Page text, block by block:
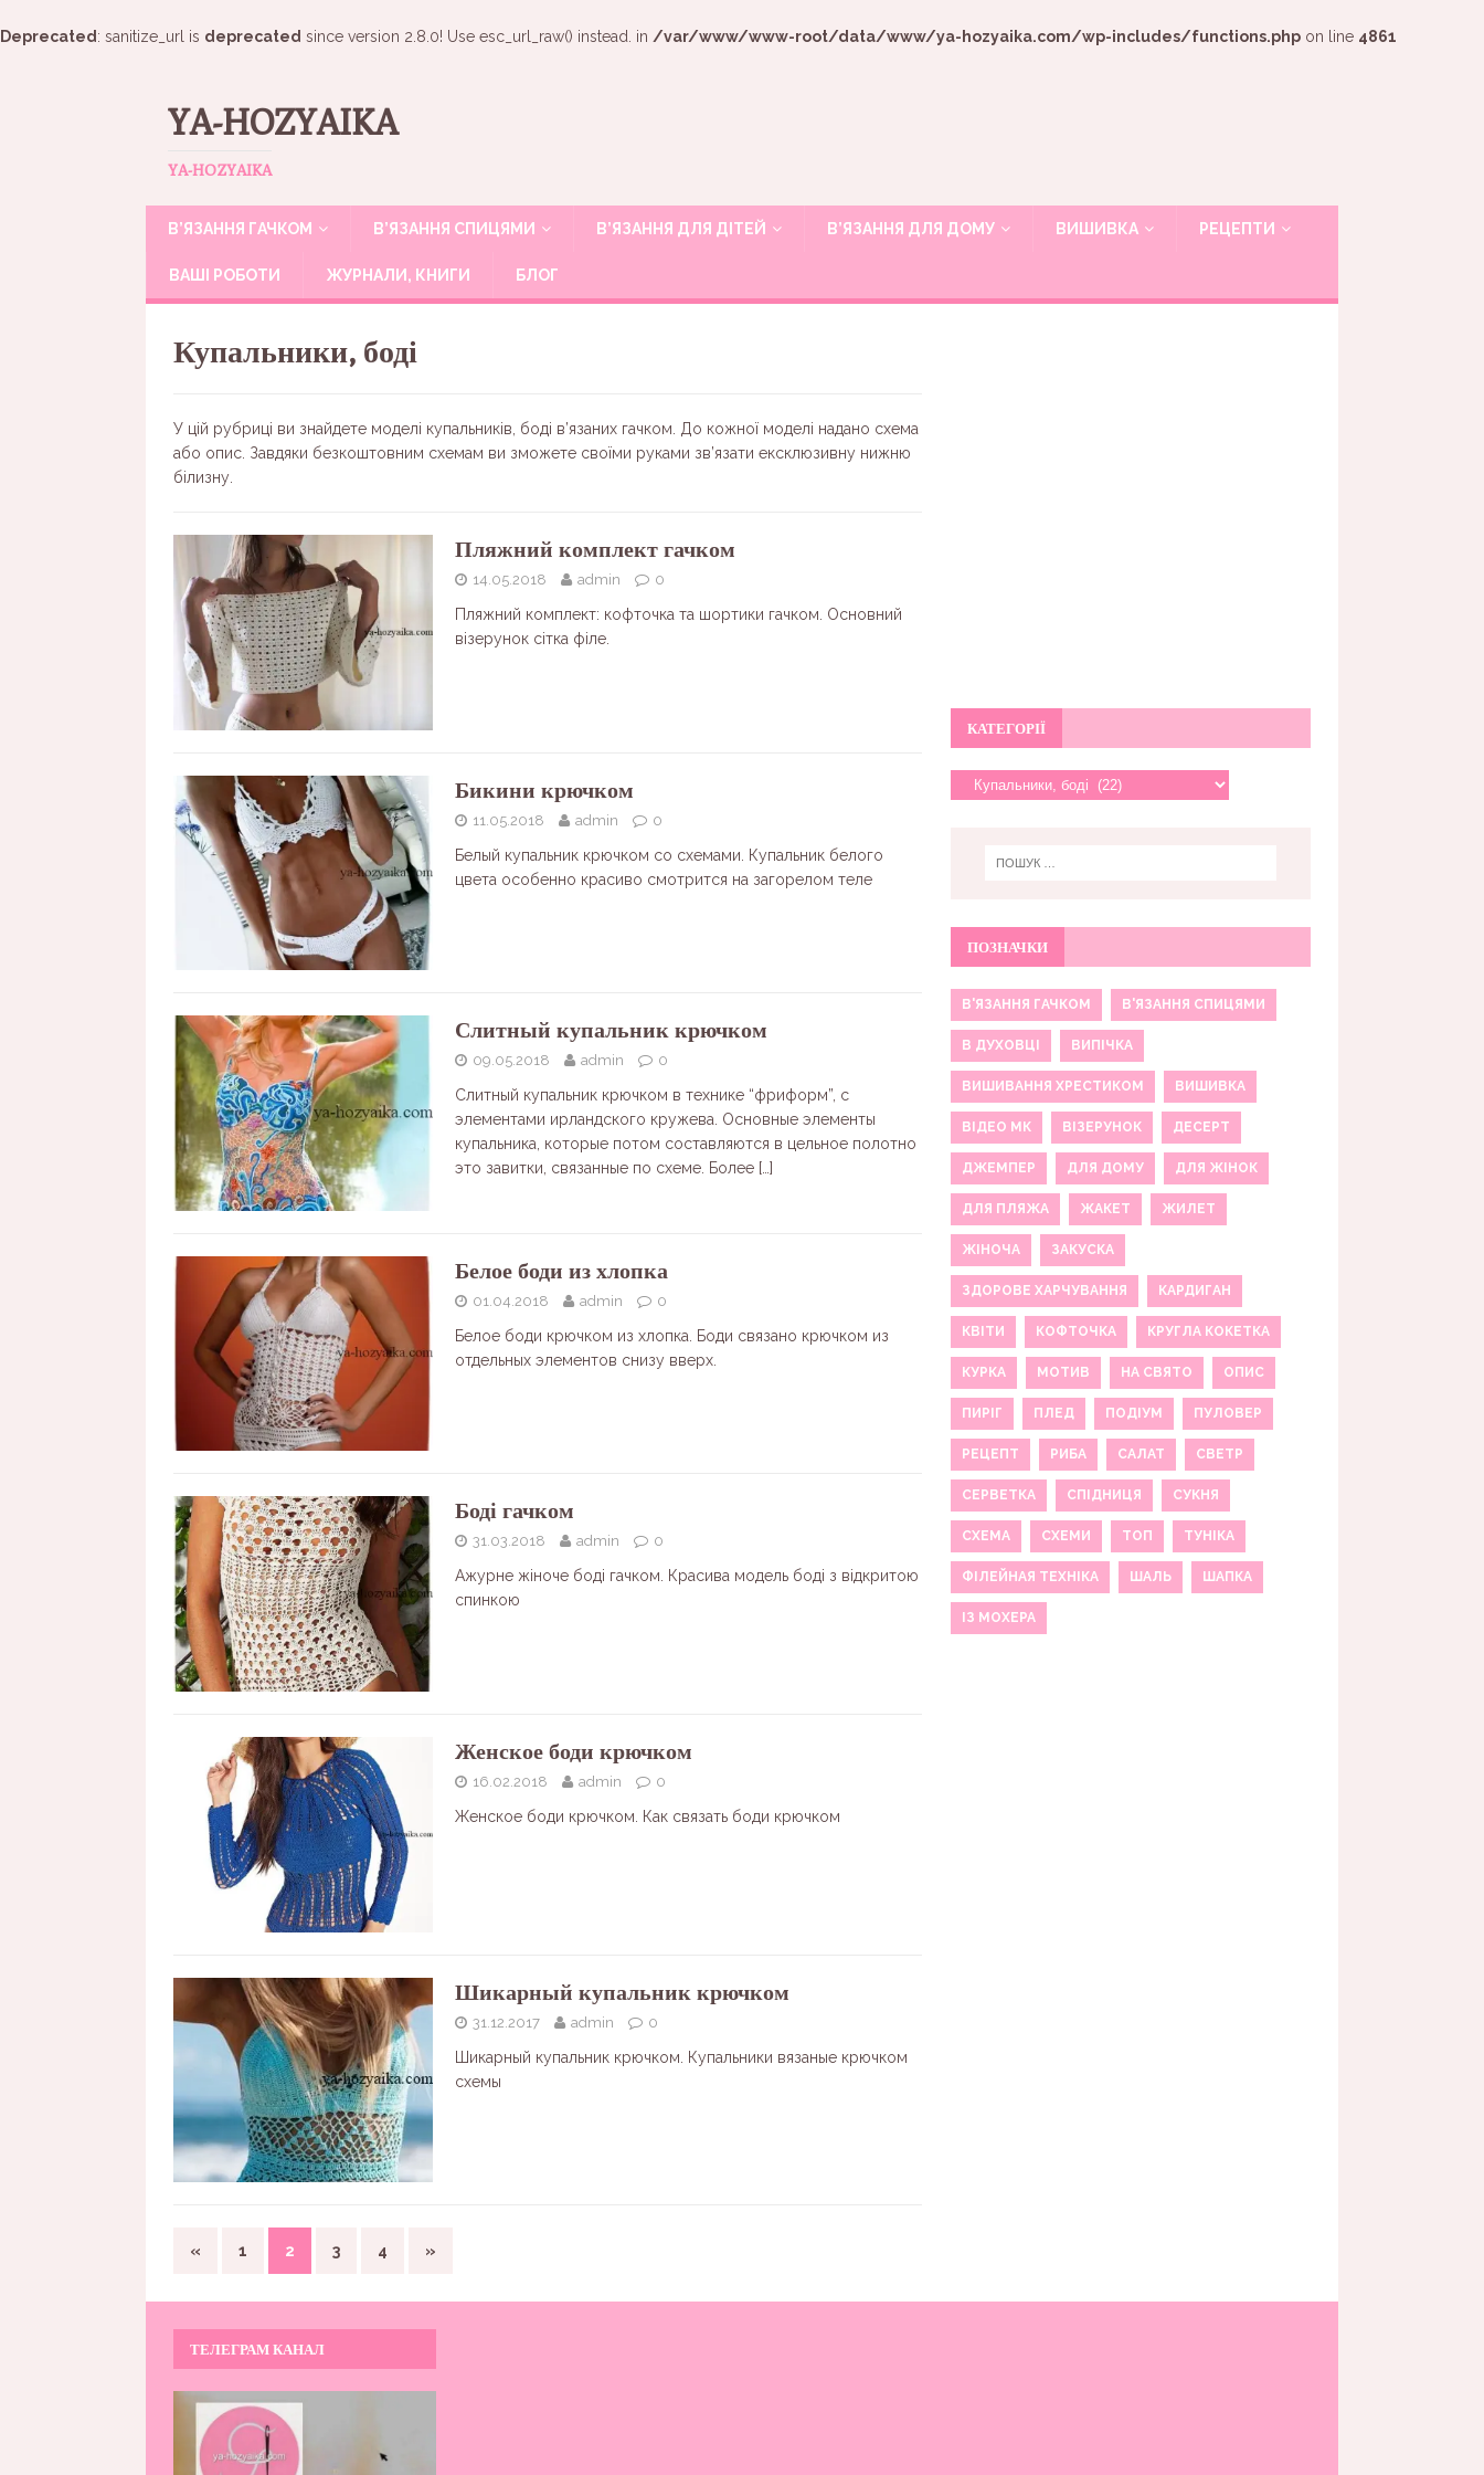
Deprecated : sanitize_url is deprecated since version 2.8.0! Use esc_url_raw() instead. in /var/www/www-root/data/www/ya-hozyaika.com/wp-includes/functions.php on line 4861
YA-HOZYAIKA
YA-HOZYAIKA
В’ЯЗАННЯ ГАЧКОМ В’ЯЗАННЯ СПИЦЯМИ В’ЯЗАННЯ ДЛЯ ДІТЕЙ В’ЯЗАННЯ ДЛЯ ДОМУ ВИШИВКА РЕЦЕПТИ
ВАШІ РОБОТИ ЖУРНАЛИ, КНИГИ БЛОГ
Купальники, боді
У цій рубриці ви знайдете моделі купальників, боді в’язаних гачком. До кожної моделі надано схема
або опис. Завдяки безкоштовним схемам ви зможете своїми руками зв’язати ексклюзивну нижню
білизну.
Пляжний комплект гачком
14.05.2018 admin 0
Пляжний комплект: кофточка та шортики гачком. Основний
візерунок сітка філе.
Бикини крючком
11.05.2018 admin 0
Белый купальник крючком со схемами. Купальник белого
цвета особенно красиво смотрится на загорелом теле
Слитный купальник крючком
09.05.2018 admin 0
Слитный купальник крючком в технике “фриформ”, с
элементами ирландского кружева. Основные элементы
купальника, которые потом составляются в цельное полотно
это завитки, связанные по схеме. Более […]
Белое боди из хлопка
01.04.2018 admin 0
Белое боди крючком из хлопка. Боди связано крючком из
отдельных элементов снизу вверх.
Боді гачком
31.03.2018 admin 0
Ажурне жіноче боді гачком. Красива модель боді з відкритою
спинкою
Женское боди крючком
16.02.2018 admin 0
Женское боди крючком. Как связать боди крючком
Шикарный купальник крючком
31.12.2017 admin 0
Шикарный купальник крючком. Купальники вязаные крючком
схемы
« 1 2 3 4 »
КАТЕГОРІЇ
ПОЗНАЧКИ
В'ЯЗАННЯ ГАЧКОМ В'ЯЗАННЯ СПИЦЯМИ
В ДУХОВЦІ ВИПІЧКА
ВИШИВАННЯ ХРЕСТИКОМ ВИШИВКА
ВІДЕО МК ВІЗЕРУНОК ДЕСЕРТ
ДЖЕМПЕР ДЛЯ ДОМУ ДЛЯ ЖІНОК
ДЛЯ ПЛЯЖА ЖАКЕТ ЖИЛЕТ
ЖІНОЧА ЗАКУСКА
ЗДОРОВЕ ХАРЧУВАННЯ КАРДИГАН
КВІТИ КОФТОЧКА КРУГЛА КОКЕТКА
КУРКА МОТИВ НА СВЯТО ОПИС
ПИРІГ ПЛЕД ПОДІУМ ПУЛОВЕР
РЕЦЕПТ РИБА САЛАТ СВЕТР
СЕРВЕТКА СПІДНИЦЯ СУКНЯ
СХЕМА СХЕМИ ТОП ТУНІКА
ФІЛЕЙНАЯ ТЕХНІКА ШАЛЬ ШАПКА
ІЗ МОХЕРА
ТЕЛЕГРАМ КАНАЛ